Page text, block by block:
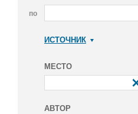
по
ИСТОЧНИК
МЕСТО
АВТОР